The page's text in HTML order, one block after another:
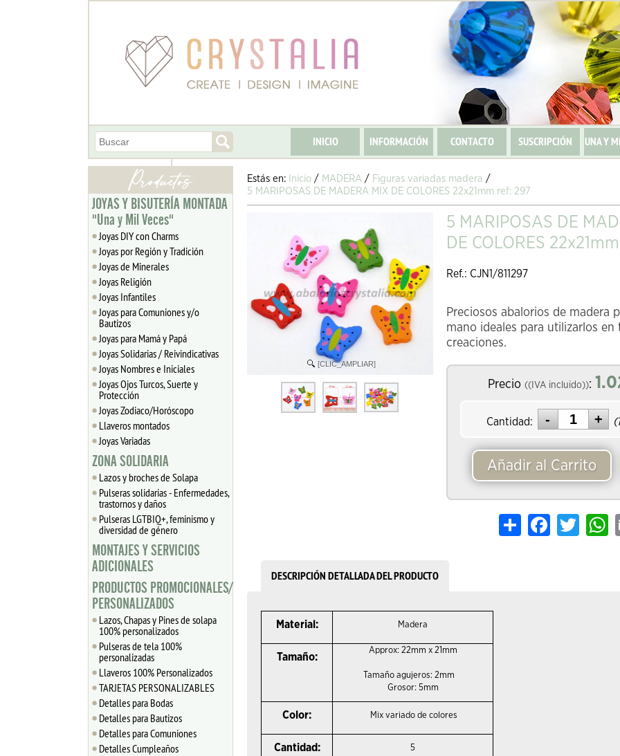
INICIO INFORMACIÓN CONTACTO SUSCRIPCIÓN UNA Y
JOYAS Y BISUTERÍA MONTADA
"Una y Mil Veces"
Joyas DIY con Charms
Joyas por Región y Tradición
Joyas de Minerales
Joyas Religión
Joyas Infantiles
Joyas para Comuniones y/o
Bautizos
Joyas para Mamá y Papá
Joyas Solidarias / Reivindicativas
Joyas Nombres e Iniciales
Joyas Ojos Turcos, Suerte y
Protección
Joyas Zodiaco/Horóscopo
Llaveros montados
Joyas Variadas
ZONA SOLIDARIA
Lazos y broches de Solapa
Pulseras solidarias - Enfermedades,
trastornos y daños
Pulseras LGTBIQ+, feminismo y
diversidad de género
MONTAJES Y SERVICIOS
ADICIONALES
PRODUCTOS PROMOCIONALES/
PERSONALIZADOS
Lazos, Chapas y Pines de solapa
100% personalizados
Pulseras de tela 100%
personalizadas
Llaveros 100% Personalizados
TARJETAS PERSONALIZABLES
Detalles para Bodas
Detalles para Bautizos
Detalles para Comuniones
Detalles Cumpleaños
Estás en: Inicio / MADERA / Figuras variadas madera /
5 MARIPOSAS DE MADERA MIX DE COLORES 22x21mm ref: 297
[CLIC_AMPLIAR]
5 MARIPOSAS DE
DE COLORES
Ref.: CJN1/811297
Preciosos abalorios de madera
mano ideales para utilizarlos en
creaciones.
Precio ((IVA incluido)):
Cantidad: (
Añadir al Carrito
Share FacebookTwitter
DESCRIPCIÓN DETALLADA DEL PRODUCTO
Material: Madera
Tamaño:
Approx: 22mm x 21mm
Tamaño agujeros: 2mm
Grosor: 5mm
Color: Mix variado de colores
Cantidad: 5